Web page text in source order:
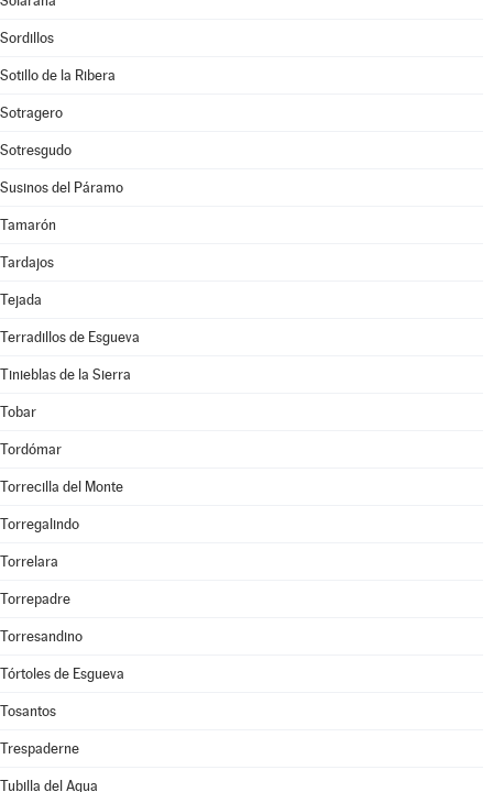
Sordillos
Sotillo de la Ribera
Sotragero
Sotresgudo
Susinos del Páramo
Tamarón
Tardajos
Tejada
Terradillos de Esgueva
Tinieblas de la Sierra
Tobar
Tordómar
Torrecilla del Monte
Torregalindo
Torrelara
Torrepadre
Torresandino
Tórtoles de Esgueva
Tosantos
Trespaderne
Tubilla del Agua